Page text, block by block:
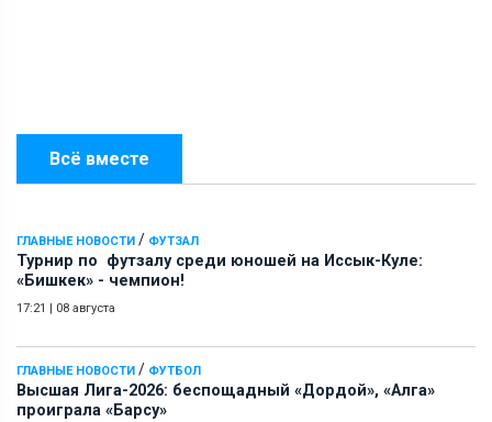
Всё вместе
ГЛАВНЫЕ НОВОСТИ / ФУТЗАЛ
Турнир по футзалу среди юношей на Иссык-Куле:
«Бишкек» - чемпион!
17:21 08 августа
ГЛАВНЫЕ НОВОСТИ / ФУТБОЛ
Высшая Лига-2026: беспощадный «Дордой», «Алга»
проиграла «Барсу»